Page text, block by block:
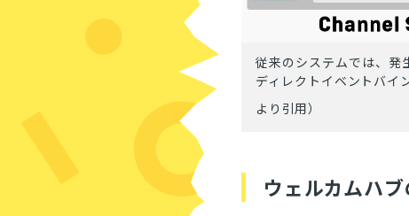
従来のシステムでは、発
ディレクトイベントバイ
より引用）
ウェルカムハ